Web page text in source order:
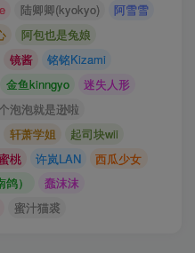
陆卿卿(kyokyo)
阿雪雪
阿包也是兔娘
镜酱
铭铭Kizami
金鱼kinngyo
迷失人形
泡泡就是逊啦
轩萧学姐
起司块wii
桃 许岚LAN
西瓜少女
）
蠢沫沫
蜜汁猫裘